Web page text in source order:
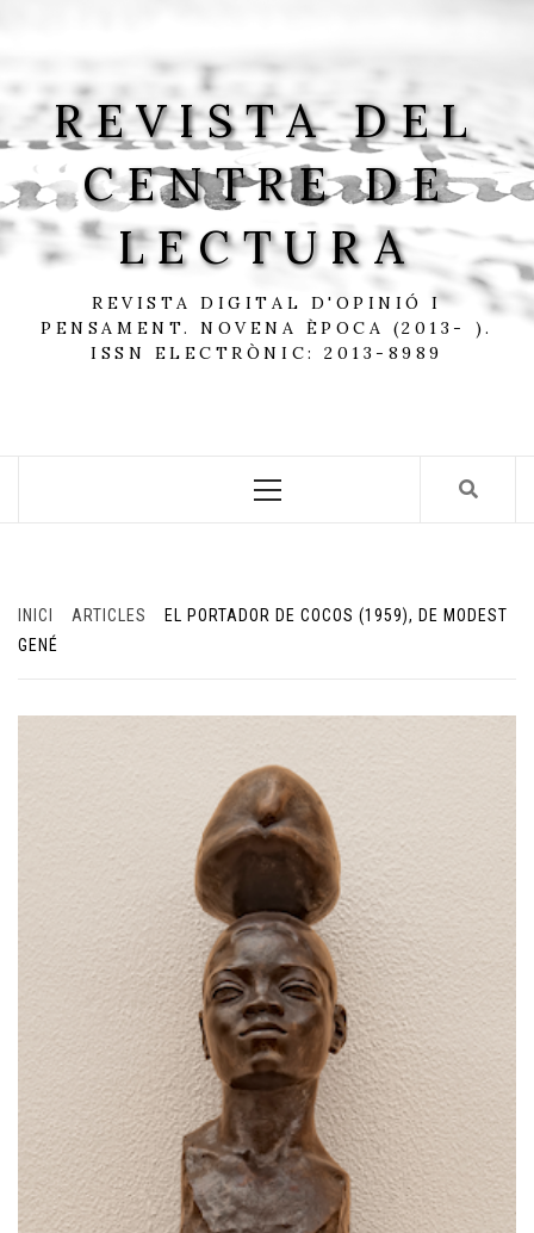
REVISTA DEL
CENTRE DE
LECTURA
REVISTA DIGITAL D'OPINIÓ I
PENSAMENT. NOVENA ÈPOCA (2013- ).
ISSN ELECTRÒNIC: 2013-8989
Menu
INICI ARTICLES
EL PORTADOR DE COCOS (1959), DE MODEST
GENÉ